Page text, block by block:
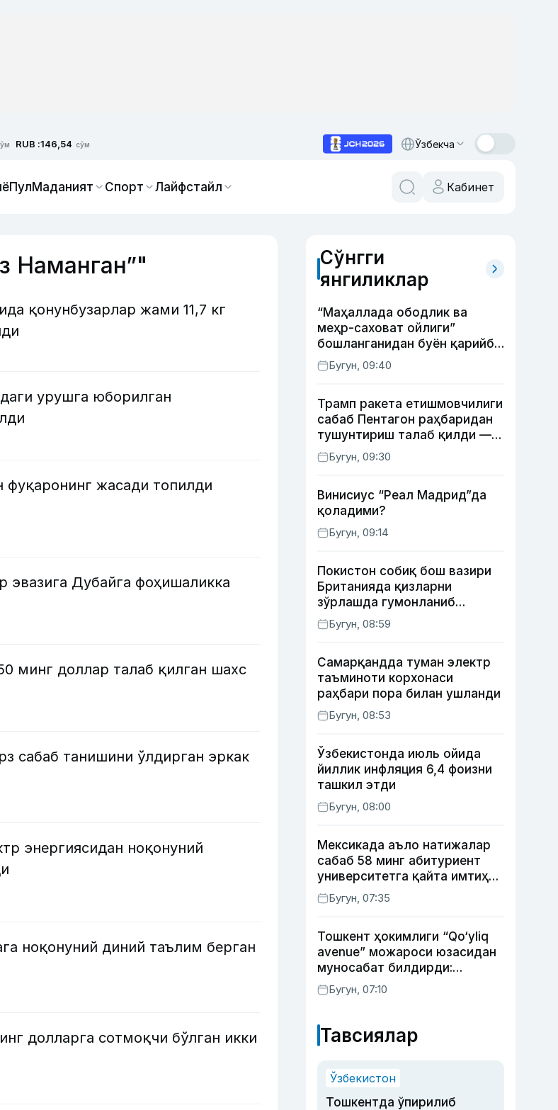
RUB :146,54 сўм Ўзбекча
ПулМаданият Спорт Лайфстайл Кабинет
Наманган”"
қонунбузарлар жами 11,7 кг
урушга юборилган
фуқаронинг жасади топилди
эвазига Дубайга фоҳишаликка
минг доллар талаб қилган шахс
сабаб танишини ўлдирган эркак
энергиясидан ноқонуний
ноқонуний диний таълим берган
долларга сотмоқчи бўлган икки
Сўнгги
янгиликлар
“Маҳаллада ободлик ва
меҳр-саховат ойлиги”
бошланганидан буён қарийб
350 та экологик
ҳуқуқбузарлик аниқланди
Бугун, 09:40
Трамп ракета етишмовчилиги
сабаб Пентагон раҳбаридан
тушунтириш талаб қилди —
WPБугун, 09:30
Винисиус “Реал Мадрид”да
қоладими?
Бугун, 09:14
Покистон собиқ бош вазири
Британияда қизларни
зўрлашда гумонланиб
ушланган — The Guardian
Бугун, 08:59
Самарқандда туман электр
таъминоти корхонаси
раҳбари пора билан ушланди
Бугун, 08:53
Ўзбекистонда июль ойида
йиллик инфляция 6,4 фоизни
ташкил этди
Бугун, 08:00
Мексикада аъло натижалар
сабаб 58 минг абитуриент
университетга қайта имтиҳон
топширади
Бугун, 07:35
Тошкент ҳокимлиги “Qo‘yliq
avenue” можароси юзасидан
муносабат билдирди:
қурилиш ишларининг 53
фоизи якунланган
Бугун, 07:10
Тавсиялар
Ўзбекистон
Тошкентда ўпирилиб